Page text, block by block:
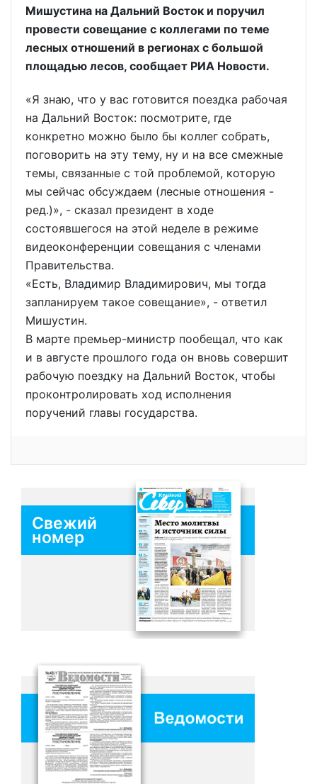
Мишустина на Дальний Восток и поручил
провести совещание с коллегами по теме
лесных отношений в регионах с большой
площадью лесов, сообщает РИА Новости.
«Я знаю, что у вас готовится поездка рабочая
на Дальний Восток: посмотрите, где
конкретно можно было бы коллег собрать,
поговорить на эту тему, ну и на все смежные
темы, связанные с той проблемой, которую
мы сейчас обсуждаем (лесные отношения -
ред.)», - сказал президент в ходе
состоявшегося на этой неделе в режиме
видеоконференции совещания с членами
Правительства.
«Есть, Владимир Владимирович, мы тогда
запланируем такое совещание», - ответил
Мишустин.
В марте премьер-министр пообещал, что как
и в августе прошлого года он вновь совершит
рабочую поездку на Дальний Восток, чтобы
проконтролировать ход исполнения
поручений главы государства.
Свежий
номер